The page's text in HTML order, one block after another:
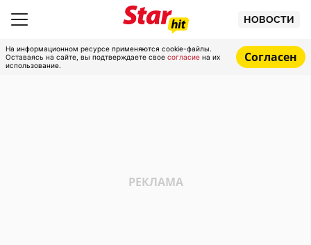
НОВОСТИ
На информационном ресурсе применяются cookie-файлы.
Оставаясь на сайте, вы подтверждаете свое согласие на их
использование.
Согласен